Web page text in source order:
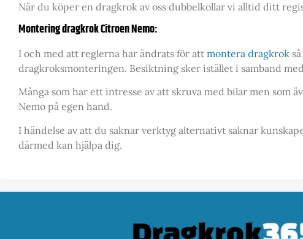
När du köper en dragkrok av oss dubbelkollar vi alltid ditt
Montering dragkrok Citroen Nemo:
I och med att reglerna har ändrats för att montera dragkrok
dragkroksmonteringen. Besiktning sker istället i samband
Många som har ett intresse av att skruva med bilar men
Nemo på egen hand.
I händelse av att du saknar verktyg alternativt saknar
därmed kan hjälpa dig.